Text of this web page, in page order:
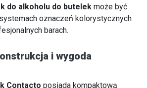
do alkoholu do butelek może być
oznaczeń kolorystycznych
barach.
i wygoda
Contacto posiada kompaktową